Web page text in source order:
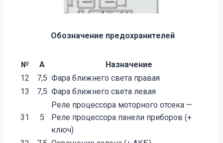
Обозначение предохранителей
№ А
Назначение
12
7,5 Фара ближнего света правая
13
7,5 Фара ближнего света левая
31 5
Реле процессора моторного отсека —
Реле процессора панели приборов (+
ключ)